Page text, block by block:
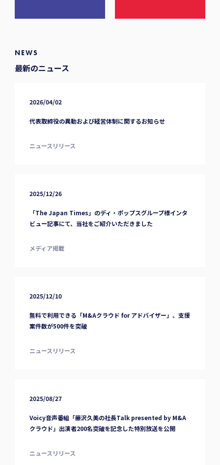
NEWS
最新のニュース
2026/04/02
代表取締役の異動および経営体制に関するお知らせ
ニュースリリース
2025/12/26
「The Japan Times」のディ・ポップスグループ様インタ
ビュー記事にて、当社をご紹介いただきました
メディア掲載
2025/12/10
無料で利用できる「M&Aクラウド for アドバイザー」、支援
案件数が500件を突破
ニュースリリース
2025/08/27
Voicy音声番組「藤沢久美の社長Talk presented by M&A
クラウド」出演者200名突破を記念した特別放送を公開
ニュースリリース